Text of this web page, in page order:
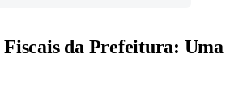
da Prefeitura: Uma